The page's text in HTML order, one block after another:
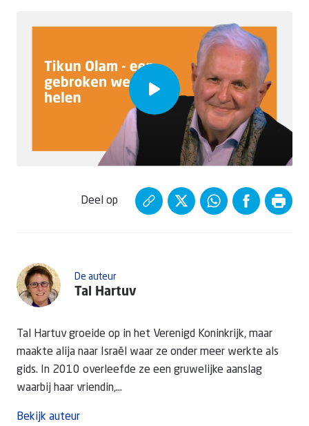
De auteur
Tal Hartuv
Tal Hartuv groeide op in het Verenigd Koninkrijk, maar
maakte alija naar Israël waar ze onder meer werkte als
gids. In 2010 overleefde ze een gruwelijke aanslag
waarbij haar vriendin,...
Bekijk auteur
Deel op